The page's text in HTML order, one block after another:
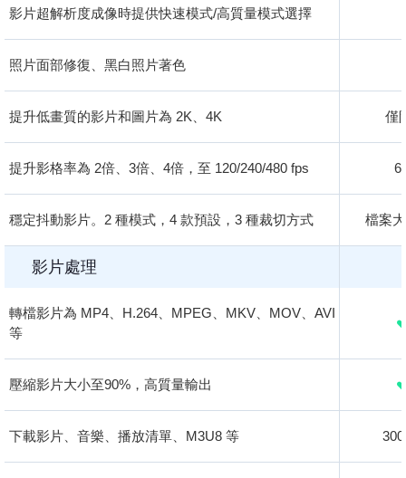
影片超解析度成像時提供快速模式/高質量模式選擇
照片面部修復、黑白照片著色
提升低畫質的影片和圖片為 2K、4K 僅
提升影格率為 2倍、3倍、4倍，至 120/240/480 fps
穩定抖動影片。2 種模式，4 款預設，3 種裁切方式 檔案
影片處理
轉檔影片為 MP4、H.264、MPEG、MKV、MOV、AVI
等
壓縮影片大小至90%，高質量輸出
下載影片、音樂、播放清單、M3U8 等